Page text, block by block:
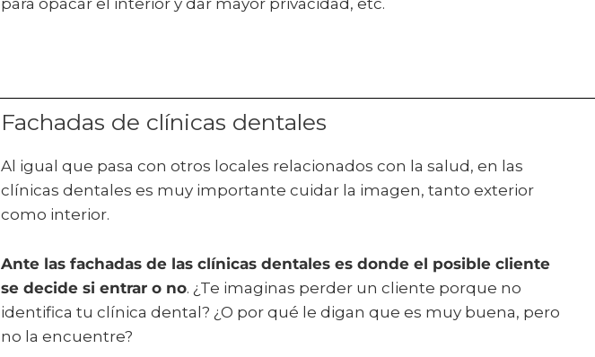
Fachadas de clínicas dentales
Al igual que pasa con otros locales relacionados con la salud, en las
clínicas dentales es muy importante cuidar la imagen, tanto exterior
como interior.
Ante las fachadas de las clínicas dentales es donde el posible cliente
se decide si entrar o no. ¿Te imaginas perder un cliente porque no
identifica tu clínica dental? ¿O por qué le digan que es muy buena, pero
no la encuentre?